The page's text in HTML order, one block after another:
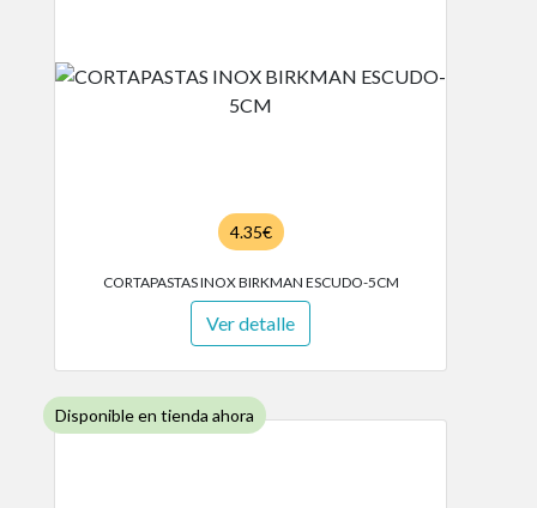
4.35€
CORTAPASTAS INOX BIRKMAN ESCUDO-5CM
Ver detalle
Disponible en tienda ahora